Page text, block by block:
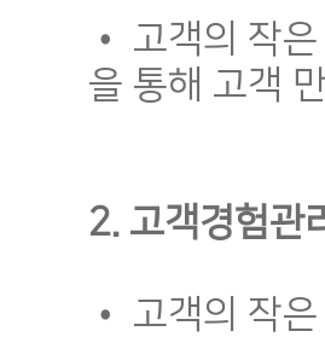
• 고객의 작
을 통해 고객
2. 고객경험관
• 고객의 작